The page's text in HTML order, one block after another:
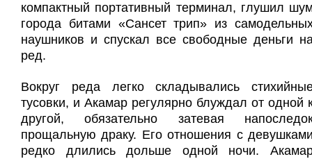
компактный портативный терминал, глушил
города битами «Сансет трип» из
наушников и спускал все свободные деньги
ред.
Вокруг реда легко складывались
тусовки, и Акамар регулярно блуждал от одной
другой, обязательно затевая
прощальную драку. Его отношения с
редко длились дольше одной ночи.